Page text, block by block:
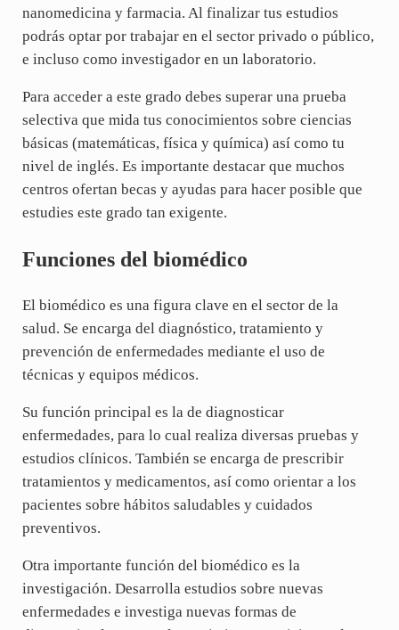
nanomedicina y farmacia. Al finalizar tus estudios
podrás optar por trabajar en el sector privado o público,
e incluso como investigador en un laboratorio.
Para acceder a este grado debes superar una prueba
selectiva que mida tus conocimientos sobre ciencias
básicas (matemáticas, física y química) así como tu
nivel de inglés. Es importante destacar que muchos
centros ofertan becas y ayudas para hacer posible que
estudies este grado tan exigente.
Funciones del biomédico
El biomédico es una figura clave en el sector de la
salud. Se encarga del diagnóstico, tratamiento y
prevención de enfermedades mediante el uso de
técnicas y equipos médicos.
Su función principal es la de diagnosticar
enfermedades, para lo cual realiza diversas pruebas y
estudios clínicos. También se encarga de prescribir
tratamientos y medicamentos, así como orientar a los
pacientes sobre hábitos saludables y cuidados
preventivos.
Otra importante función del biomédico es la
investigación. Desarrolla estudios sobre nuevas
enfermedades e investiga nuevas formas de